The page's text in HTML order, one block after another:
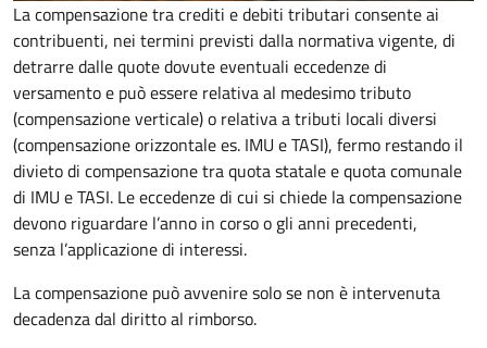
La compensazione tra crediti e debiti tributari consente ai
contribuenti, nei termini previsti dalla normativa vigente, di
detrarre dalle quote dovute eventuali eccedenze di
versamentoe può essere relativa al medesimo tributo
(compensazione verticale) o relativa a tributi locali diversi
(compensazione orizzontale es. IMU e TASI), fermo restando il
divieto di compensazione tra quota statale e quota comunale
di IMU e TASI. Le eccedenze di cui si chiede la compensazione
devono riguardare l’anno in corso o gli anni precedenti,
senza l’applicazione di interessi.
La compensazione può avvenire solo se non è intervenuta
decadenza dal diritto al rimborso.